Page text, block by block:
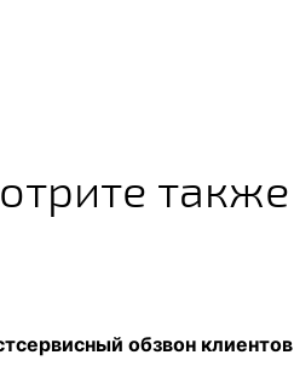
также
обзвон клиентов